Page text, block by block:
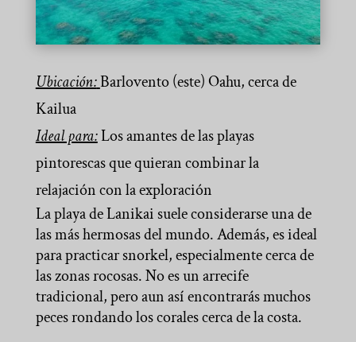
Ubicación:Barlovento (este) Oahu, cerca de
Kailua
Ideal para:Los amantes de las playas
pintorescas que quieran combinar la
relajación con la exploración
La playa de Lanikai suele considerarse una de
las más hermosas del mundo. Además, es ideal
para practicar snorkel, especialmente cerca de
las zonas rocosas. No es un arrecife
tradicional, pero aun así encontrarás muchos
peces rondando los corales cerca de la costa.